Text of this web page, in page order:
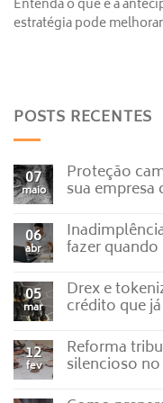
Entenda o que é a
estratégia pode
POSTS RECENTES
07
maio
Proteção
sua
comentário
em
Proteção
cambial:
blindar
a
margem
da
empresa
contra
a
volatilidade
dólar
06
abr fazer
comentário
em
Inadimplência
e
de
crédito:
o
que
quando
05
mar
Drex e
crédito que
comentário
em
Drex
e
de
12
fev
Reforma
silencioso
comentário